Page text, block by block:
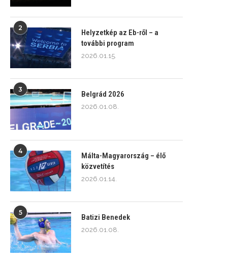
2
Helyzetkép az Eb-ről – a
további program
2026.01.15.
3
Belgrád 2026
2026.01.08.
4
Málta-Magyarország – élő
közvetítés
2026.01.14.
5
Batizi Benedek
2026.01.08.